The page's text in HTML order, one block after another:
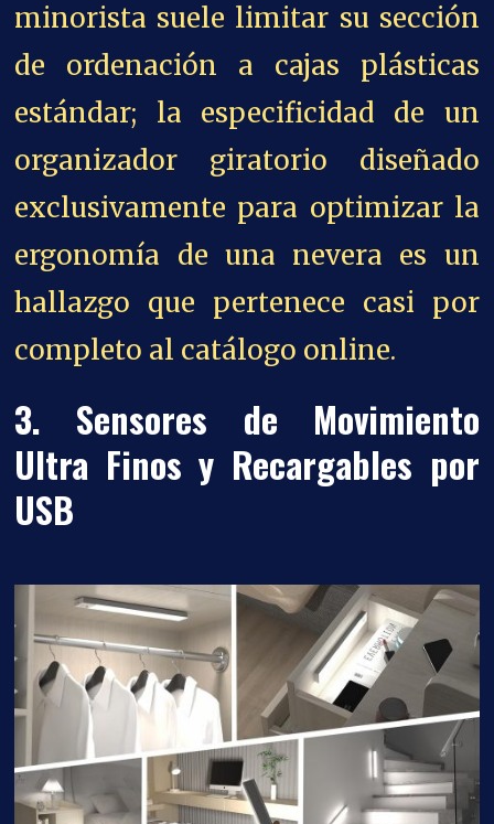
minorista suele limitar su sección
de ordenación a cajas plásticas
estándar; la especificidad de un
organizador giratorio diseñado
exclusivamente para optimizar la
ergonomía de una nevera es un
hallazgo que pertenece casi por
completo al catálogo online.
3. Sensores de Movimiento
Ultra Finos y Recargables por
USB